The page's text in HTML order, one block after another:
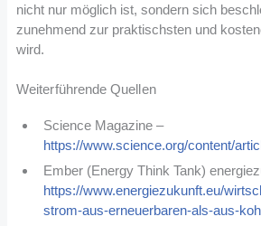
nicht nur möglich ist, sondern sich
zunehmend zur praktischsten und
wird.
Weiterführende Quellen
Science Magazine –
https://www.science.org/content/
Ember (Energy Think Tank)
https://www.energiezukunft.eu/
strom-aus-erneuerbaren-als-aus-